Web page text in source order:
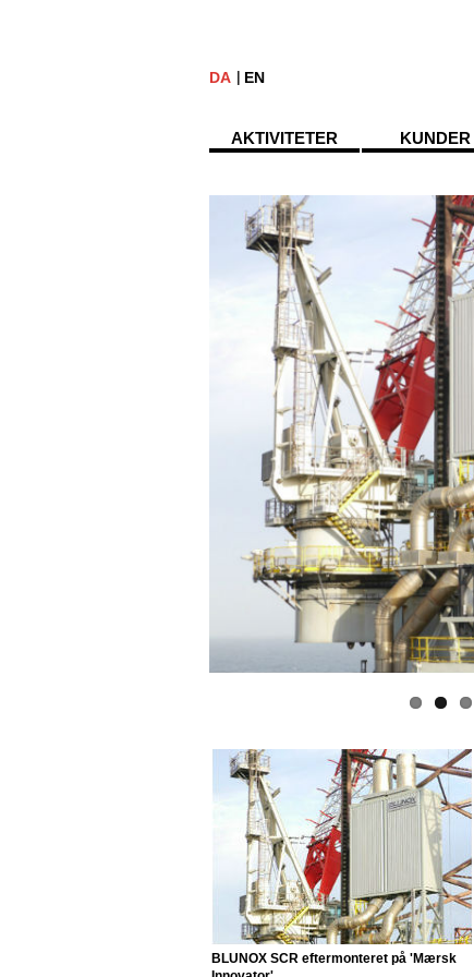
DA EN
AKTIVITETER KUNDER
BLUNOX SCR eftermonteret på 'Mærsk